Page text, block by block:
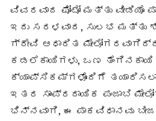
ವಿವರವಾದ ಫೋಟೋ ಮತ್ತು ವೀಡಿಯೊ
ಇದು ಸರಳವಾದ, ಸುಲಭ ಮತ್ತು
ಗ್ರೇವಿ ಆಧಾರಿತ
ಕಡಲೆಕಾಯಿಗಳು, ಒಣ ತೆಂಗಿನಕಾಯಿ
ಕ್ಯಾಪ್ಸಿಕಮ್ಗಳೊಂದಿಗೆ
ಇತರ ಸಾಂಪ್ರದಾಯಿಕ ಪಂಜಾಬಿ
ಭಿನ್ನವಾಗಿ, ಈ ಪಾಕವಿಧಾನವು